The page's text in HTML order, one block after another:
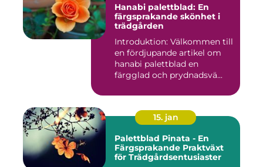
Hanabi palettblad: En
färgsprakande skönhet i
trädgården
Introduktion: Välkommen till
en fördjupande artikel om
hanabi palettblad en
färgglad och prydnadsvä...
15. jan
Palettblad Pinata - En
Färgsprakande Praktväxt
för Trädgårdsentusiaster